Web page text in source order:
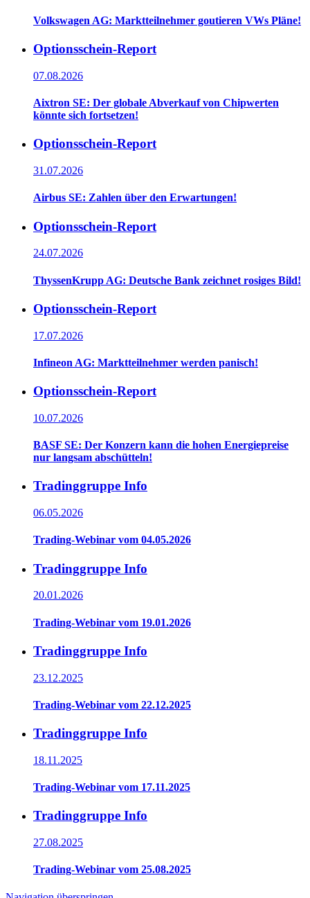
Volkswagen AG: Marktteilnehmer goutieren VWs Pläne!
Optionsschein-Report
07.08.2026
Aixtron SE: Der globale Abverkauf von Chipwerten
könnte sich fortsetzen!
Optionsschein-Report
31.07.2026
Airbus SE: Zahlen über den Erwartungen!
Optionsschein-Report
24.07.2026
ThyssenKrupp AG: Deutsche Bank zeichnet rosiges Bild!
Optionsschein-Report
17.07.2026
Infineon AG: Marktteilnehmer werden panisch!
Optionsschein-Report
10.07.2026
BASF SE: Der Konzern kann die hohen Energiepreise
nur langsam abschütteln!
Tradinggruppe Info
06.05.2026
Trading-Webinar vom 04.05.2026
Tradinggruppe Info
20.01.2026
Trading-Webinar vom 19.01.2026
Tradinggruppe Info
23.12.2025
Trading-Webinar vom 22.12.2025
Tradinggruppe Info
18.11.2025
Trading-Webinar vom 17.11.2025
Tradinggruppe Info
27.08.2025
Trading-Webinar vom 25.08.2025